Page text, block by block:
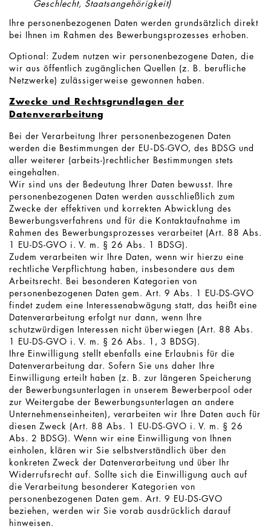
Geschlecht, Staatsangehörigkeit)
Ihre personenbezogenen Daten werden grundsätzlich direkt
bei Ihnen im Rahmen des Bewerbungsprozesses erhoben.
Optional: Zudem nutzen wir personenbezogene Daten, die
wir aus öffentlich zugänglichen Quellen (z. B. berufliche
Netzwerke) zulässigerweise gewonnen haben.
Zwecke und Rechtsgrundlagen der
Datenverarbeitung
Bei der Verarbeitung Ihrer personenbezogenen Daten
werden die Bestimmungen der EU‑DS-GVO, des BDSG und
aller weiterer (arbeits-)rechtlicher Bestimmungen stets
eingehalten.
Wir sind uns der Bedeutung Ihrer Daten bewusst. Ihre
personenbezogenen Daten werden ausschließlich zum
Zwecke der effektiven und korrekten Abwicklung des
Bewerbungsverfahrens und für die Kontaktaufnahme im
Rahmen des Bewerbungsprozesses verarbeitet (Art. 88 Abs.
1 EU-DS-GVO i. V. m. § 26 Abs. 1 BDSG).
Zudem verarbeiten wir Ihre Daten, wenn wir hierzu eine
rechtliche Verpflichtung haben, insbesondere aus dem
Arbeitsrecht. Bei besonderen Kategorien von
personenbezogenen Daten gem. Art. 9 Abs. 1 EU-DS-GVO
findet zudem eine Interessenabwägung statt, das heißt eine
Datenverarbeitung erfolgt nur dann, wenn Ihre
schutzwürdigen Interessen nicht überwiegen (Art. 88 Abs.
1 EU-DS-GVO i. V. m. § 26 Abs. 1, 3 BDSG).
Ihre Einwilligung stellt ebenfalls eine Erlaubnis für die
Datenverarbeitung dar. Sofern Sie uns daher Ihre
Einwilligung erteilt haben (z. B. zur längeren Speicherung
der Bewerbungsunterlagen in unserem Bewerberpool oder
zur Weitergabe der Bewerbungsunterlagen an andere
Unternehmenseinheiten), verarbeiten wir Ihre Daten auch für
diesen Zweck (Art. 88 Abs. 1 EU-DS-GVO i. V. m. § 26
Abs. 2 BDSG). Wenn wir eine Einwilligung von Ihnen
einholen, klären wir Sie selbstverständlich über den
konkreten Zweck der Datenverarbeitung und über Ihr
Widerrufsrecht auf. Sollte sich die Einwilligung auch auf
die Verarbeitung besonderer Kategorien von
personenbezogenen Daten gem. Art. 9 EU-DS-GVO
beziehen, werden wir Sie vorab ausdrücklich darauf
hinweisen.